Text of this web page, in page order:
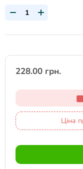
228.00 грн.
Ціна